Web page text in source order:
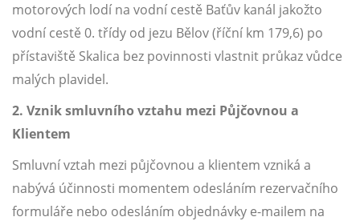
motorových lodí na vodní cestě Baťův kanál jakožto
vodní cestě 0. třídy od jezu Bělov (říční km 179,6) po
přístaviště Skalica bez povinnosti vlastnit průkaz vůdce
malých plavidel.
2. Vznik smluvního vztahu mezi Půjčovnou a
Klientem
Smluvní vztah mezi půjčovnou a klientem vzniká a
nabývá účinnosti momentem odesláním rezervačního
formuláře nebo odesláním objednávky e-mailem na
bude
kupón
obratem
zaslán
na
mail.
Platební
a
doručovací
vyřídíme
v